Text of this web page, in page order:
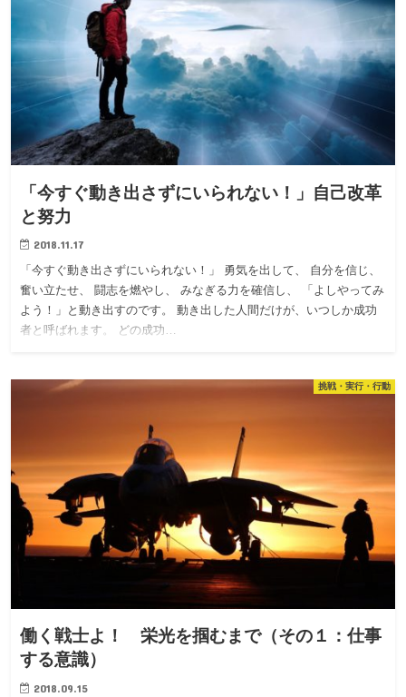
「今すぐ動き出さずにいられない！」自己改革
と努力
2018.11.17
「今すぐ動き出さずにいられない！」 勇気を出して、 自分を信じ、
奮い立たせ、 闘志を燃やし、 みなぎる力を確信し、 「よしやってみ
よう！」と動き出すのです。 動き出した人間だけが、いつしか成功
者と呼ばれます。 どの成功…
挑戦・実行・行動
働く戦士よ！ 栄光を掴むまで（その１：仕事
する意識）
2018.09.15